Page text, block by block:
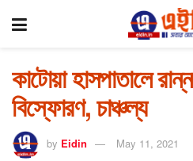
কাটোয়া হাসপাতালে
বিস্ফোরণ, চাঞ্চল্য
by Eidin May 11, 2021